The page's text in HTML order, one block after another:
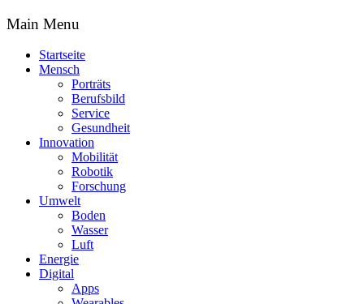
Main Menu
Startseite
Mensch
Porträts
Berufsbild
Service
Gesundheit
Innovation
Mobilität
Robotik
Forschung
Umwelt
Boden
Wasser
Luft
Energie
Digital
Apps